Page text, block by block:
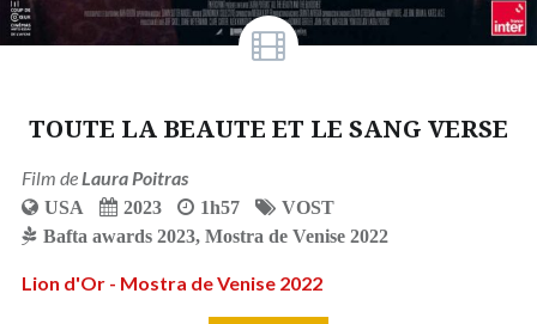
TOUTE LA BEAUTE ET LE SANG VERSE
Film de Laura Poitras
USA 2023 1h57
VOST
Bafta awards 2023, Mostra de Venise 2022
Lion d'Or - Mostra de Venise 2022